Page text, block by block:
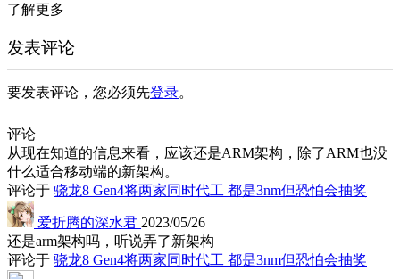
了解更多
发表评论
要发表评论，您必须先登录。
评论
从现在知道的信息来看，应该还是ARM架构，除了ARM也没
什么适合移动端的新架构。
评论于 骁龙8 Gen4将两家同时代工 都是3nm但恐怕会抽奖
爱折腾的深水君 2023/05/26
还是arm架构吗，听说弄了新架构
评论于 骁龙8 Gen4将两家同时代工 都是3nm但恐怕会抽奖